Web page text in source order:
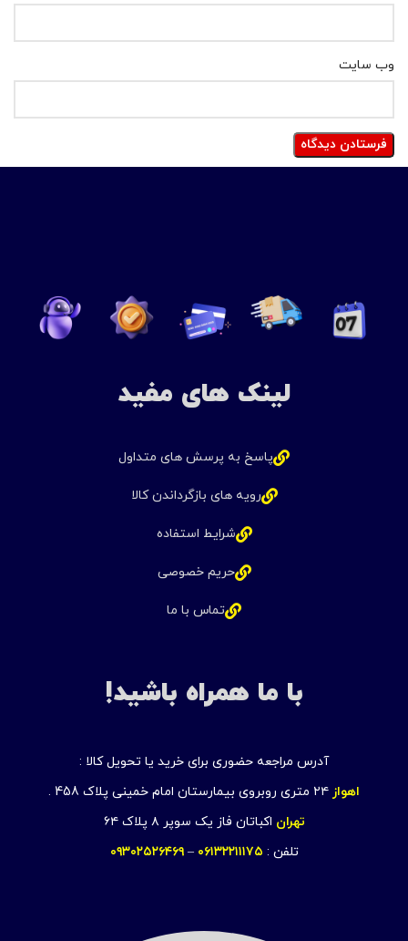
وب‌ سایت
لینک های مفید
پاسخ به پرسش های متداول
رویه های بازگرداندن کالا
شرایط استفاده
حریم خصوصی
تماس با ما
با ما همراه باشید!
آدرس مراجعه حضوری برای خرید یا تحویل کالا :
اهواز ۲۴ متری روبروی بیمارستان امام خمینی پلاک 458 .
تهران اکباتان فاز یک سوپر ۸ پلاک ۶۴
تلفن : ۰۶۱۳۲۲۱۱۱۷۵ –۰۹۳۰۲۵۲۶۴۶۹